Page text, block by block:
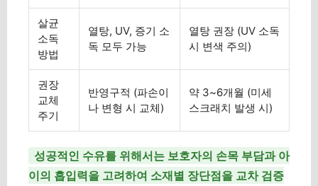
살균
소독
방법
열탕, UV, 증기 소
독 모두 가능
열탕 권장 (UV 소독
시 변색 주의)
권장
교체
주기
반영구적 (파손이
나 변형 시 교체)
약 3~6개월 (미세
스크래치 발생 시)
성공적인 수유를 위해서는 보호자의 손목 부담과 아
이의 흡입력을 고려하여 소재별 장단점을 교차 검증